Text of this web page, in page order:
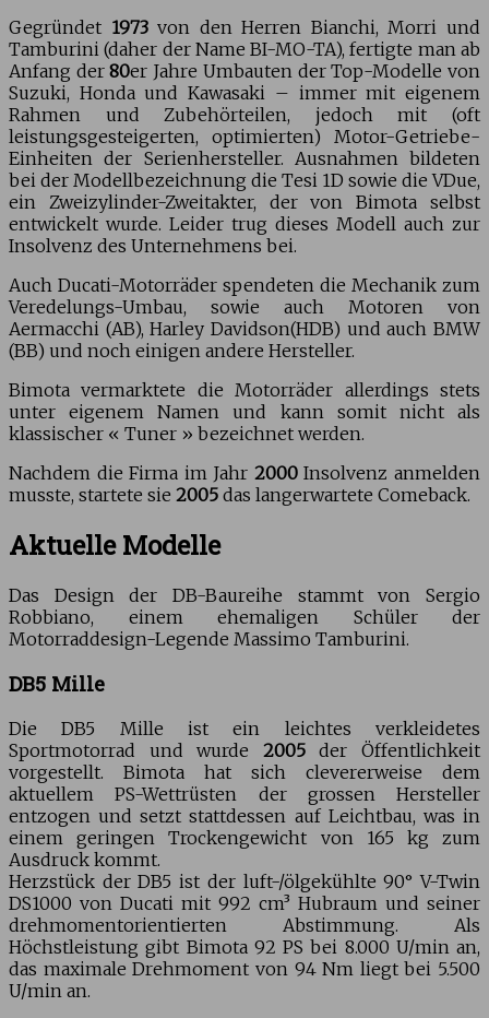
Gegründet 1973von den Herren Bianchi, Morri und
Tamburini (daher der Name BI-MO-TA), fertigte man ab
Anfang der80er Jahre Umbauten der Top-Modelle von
Suzuki, Honda und Kawasaki – immer mit eigenem
Rahmen und Zubehörteilen, jedoch mit (oft
leistungsgesteigerten, optimierten) Motor-Getriebe-
Einheiten der Serienhersteller. Ausnahmen bildeten
bei der Modellbezeichnung die Tesi 1D sowie die VDue,
ein Zweizylinder-Zweitakter, der von Bimota selbst
entwickelt wurde. Leider trug dieses Modell auch zur
Insolvenz des Unternehmens bei.
Auch Ducati-Motorräder spendeten die Mechanik zum
Veredelungs-Umbau, sowie auch Motoren von
Aermacchi (AB), Harley Davidson(HDB) und auch BMW
(BB) und noch einigen andere Hersteller.
Bimota vermarktete die Motorräder allerdings stets
unter eigenem Namen und kann somit nicht als
klassischer « Tuner » bezeichnet werden.
Nachdem die Firma im Jahr 2000Insolvenz anmelden
musste, startete sie 2005 das langerwartete Comeback.
Aktuelle Modelle
Das Design der DB-Baureihe stammt von Sergio
Robbiano, einem ehemaligen Schüler der
Motorraddesign-Legende Massimo Tamburini.
DB5 Mille
Die DB5 Mille ist ein leichtes verkleidetes
Sportmotorrad und wurde 2005der Öffentlichkeit
vorgestellt. Bimota hat sich clevererweise dem
aktuellem PS-Wettrüsten der grossen Hersteller
entzogen und setzt stattdessen auf Leichtbau, was in
einem geringen Trockengewicht von 165 kg zum
Ausdruck kommt.
Herzstück der DB5 ist der luft-/ölgekühlte 90° V-Twin
DS1000 von Ducati mit 992 cm³ Hubraum und seiner
drehmomentorientierten Abstimmung. Als
Höchstleistung gibt Bimota 92 PS bei 8.000 U/min an,
das maximale Drehmoment von 94 Nm liegt bei 5.500
U/min an.